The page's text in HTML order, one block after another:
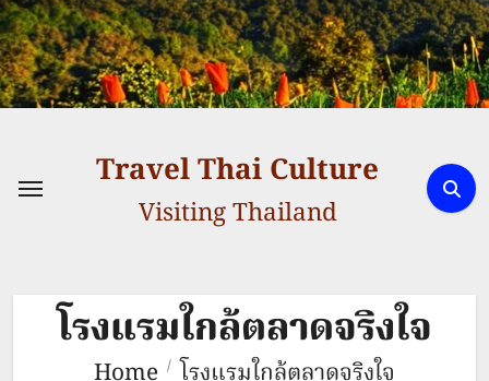
Travel Thai Culture
Visiting Thailand
โรงแรมใกล้ตลาดจริงใจ